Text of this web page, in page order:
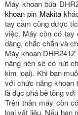
Máy khoan búa
khoan pin Makita
tay cầm cũng được
việc. Máy còn có tay
dàng, chắc chắn và
Máy khoan
năng nên sẽ có nút
kim loại). Khi bạn
với chức năng khoan
là đục phá bê tông
Trên thân máy còn
loại vật liệu. Nếu bạn